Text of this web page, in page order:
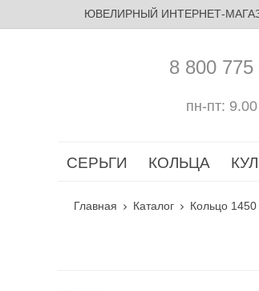
ЮВЕЛИРНЫЙ ИНТЕРНЕТ-
8 800 775
пн-пт:
СЕРЬГИ КОЛЬЦА
Главная Каталог Кольцо 1450